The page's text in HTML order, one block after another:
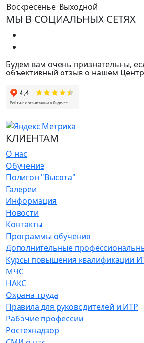
Воскресенье Выходной
МЫ В СОЦИАЛЬНЫХ СЕТЯХ
Будем вам очень признательны,
объективный отзыв о нашем
КЛИЕНТАМ
О нас
Обучение
Полигон "Высота"
Галереи
Информация
Новости
Контакты
Программы обучения
Дополнительные
Курсы повышения квалификации
МЧС
НАКС
Охрана труда
Правила для руководителей и ИТР
Рабочие профессии
Ростехнадзор